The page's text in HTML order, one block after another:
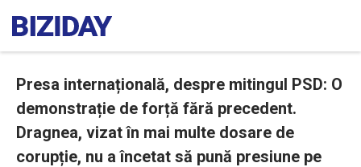
Presa internațională, despre mitingul PSD: O
demonstrație de forță fără precedent.
Dragnea, vizat în mai multe dosare de
corupție, nu a încetat să pună presiune pe